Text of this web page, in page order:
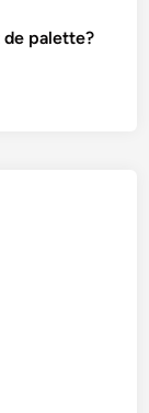
palette?